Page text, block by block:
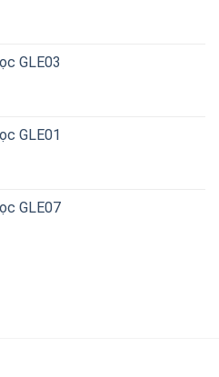
GLE03
GLE01
GLE07